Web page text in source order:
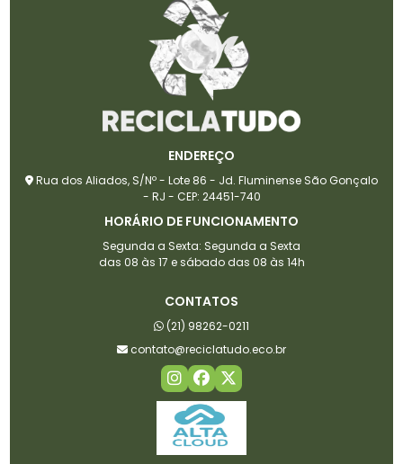
ENDEREÇO
Rua dos Aliados, S/Nº - Lote 86 - Jd. Fluminense São Gonçalo
- RJ - CEP: 24451-740
HORÁRIO DE FUNCIONAMENTO
Segunda a Sexta: Segunda a Sexta
das 08 às 17 e sábado das 08 às 14h
CONTATOS
(21) 98262-0211
contato@reciclatudo.eco.br